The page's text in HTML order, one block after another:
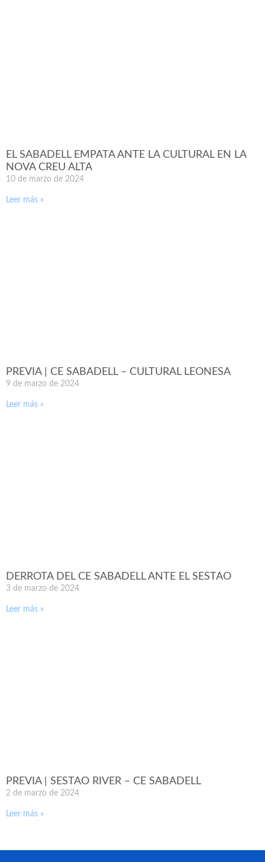
EL SABADELL EMPATA ANTE LA CULTURAL EN LA
NOVA CREU ALTA
10 de marzo de 2024
Leer más »
PREVIA | CE SABADELL – CULTURAL LEONESA
9 de marzo de 2024
Leer más »
DERROTA DEL CE SABADELL ANTE EL SESTAO
3 de marzo de 2024
Leer más »
PREVIA | SESTAO RIVER – CE SABADELL
2 de marzo de 2024
Leer más »